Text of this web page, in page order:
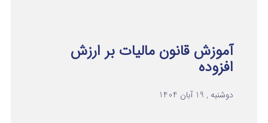
آموزش قانون مالیات بر ارزش
افزوده
دوشنبه , 19 آبان 1404